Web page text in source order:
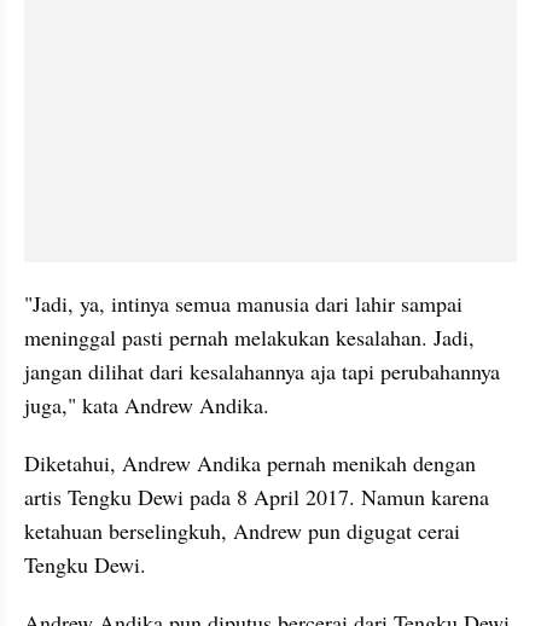
"Jadi, ya, intinya semua manusia dari lahir sampai
meninggal pasti pernah melakukan kesalahan. Jadi,
jangan dilihat dari kesalahannya aja tapi perubahannya
juga," kata Andrew Andika.
Diketahui, Andrew Andika pernah menikah dengan
artis Tengku Dewi pada 8 April 2017. Namun karena
ketahuan berselingkuh, Andrew pun digugat cerai
Tengku Dewi.